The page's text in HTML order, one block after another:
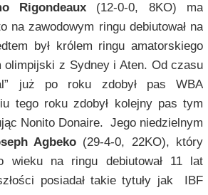
Rigondeaux (12-0-0, 8KO) ma
na zawodowym ringu debiutował na
był królem ringu amatorskiego
olimpijski z Sydney i Aten. Od czasu
już po roku zdobył pas WBA
tego roku zdobył kolejny pas tym
Nonito Donaire. Jego niedzielnym
Agbeko (29-4-0, 22KO), który
wieku na ringu debiutował 11 lat
posiadał takie tytuły jak IBF